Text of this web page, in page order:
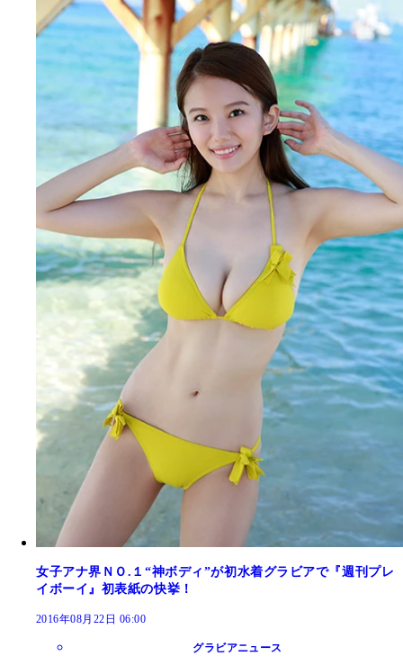
女子アナ界ＮＯ.１“神ボディ”が初水着グラビアで『週刊プレ
イボーイ』初表紙の快挙！
2016年08月22日 06:00
グラビアニュース